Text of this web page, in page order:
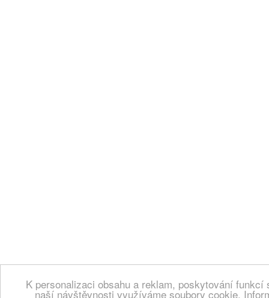
K personalizaci obsahu a reklam, poskytování
naší návštěvnosti využíváme soubory cookie.